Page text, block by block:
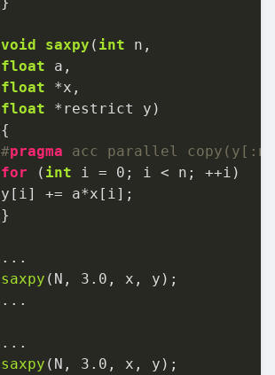
void saxpy ( int
float
float
float *restrict y)
#pragma acc parallel
for ( int i = 0 ; i < n; ++i)
y[i] += a*x[i];
}
saxpy (N, 3.0 , x, y);
...
saxpy (N, 3.0 , x, y);